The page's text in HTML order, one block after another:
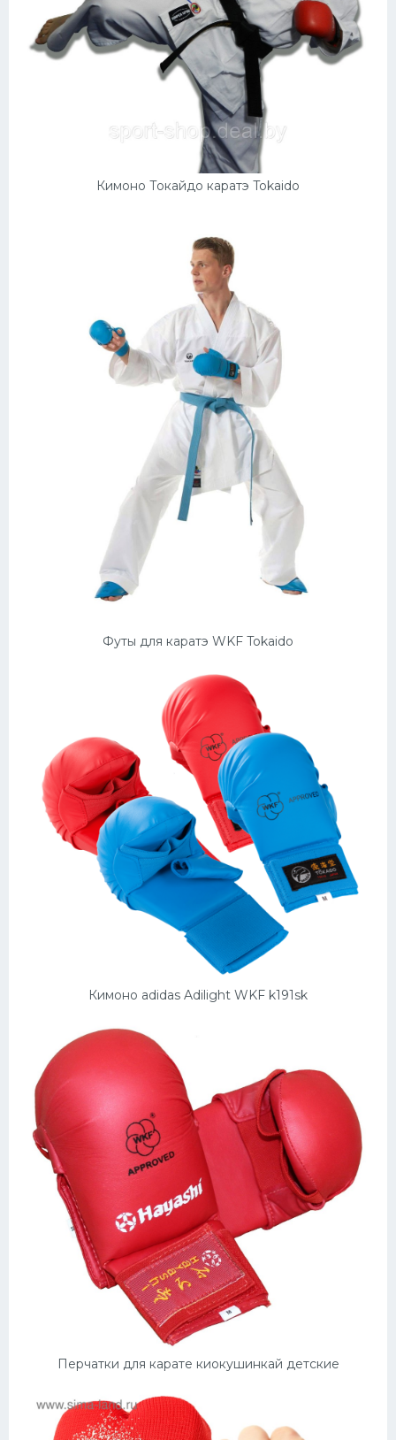
Кимоно Токайдо каратэ Tokaido
Футы для каратэ WKF Tokaido
Кимоно adidas Adilight WKF k191sk
Перчатки для карате киокушинкай детские